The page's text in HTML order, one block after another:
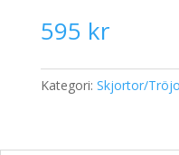
595 kr
Kategori: Skjortor/